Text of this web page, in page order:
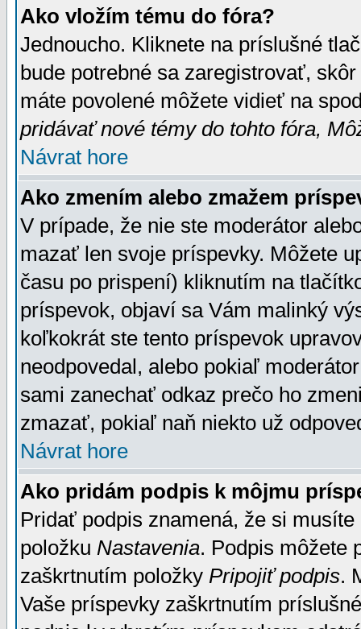
Ako vložím tému do fóra?
Jednoucho. Kliknete na príslušné
bude potrebné sa zaregistrovať,
máte povolené môžete vidieť na
pridávať nové témy do tohto fóra,
Návrat hore
Ako zmením alebo zmažem
V prípade, že nie ste moderátor
mazať len svoje príspevky. Môžete
času po prispení) kliknutím na
príspevok, objaví sa Vám malinký
koľkokrát ste tento príspevok
neodpovedal, alebo pokiaľ
sami zanechať odkaz prečo ho
zmazať, pokiaľ naň niekto už
Návrat hore
Ako pridám podpis k môjmu
Pridať podpis znamená, že si
položku Nastavenia. Podpis môžete
zaškrtnutím položky Pripojiť podpis.
Vaše príspevky zaškrtnutím